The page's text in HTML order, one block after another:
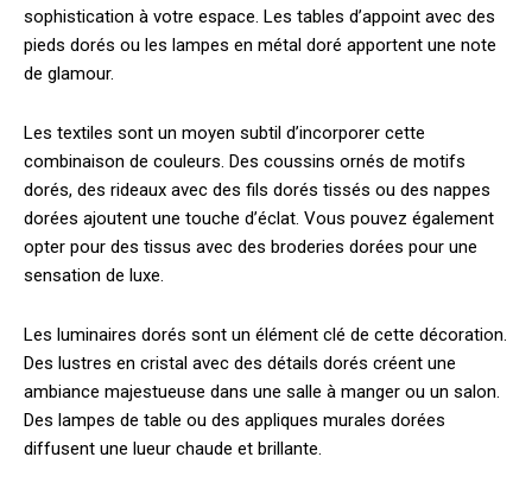
sophistication à votre espace. Les tables d’appoint avec des
pieds dorés ou les lampes en métal doré apportent une note
de glamour.
Les textiles sont un moyen subtil d’incorporer cette
combinaison de couleurs. Des coussins ornés de motifs
dorés, des rideaux avec des fils dorés tissés ou des nappes
dorées ajoutent une touche d’éclat. Vous pouvez également
opter pour des tissus avec des broderies dorées pour une
sensation de luxe.
Les luminaires dorés sont un élément clé de cette décoration.
Des lustres en cristal avec des détails dorés créent une
ambiance majestueuse dans une salle à manger ou un salon.
Des lampes de table ou des appliques murales dorées
diffusent une lueur chaude et brillante.